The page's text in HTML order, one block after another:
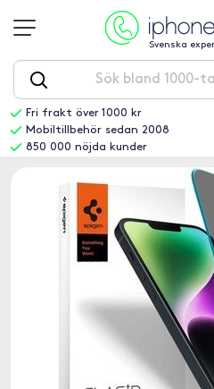
Svenska
Fri frakt över 1000 kr
Mobiltillbehör sedan 2008
850 000 nöjda kunder